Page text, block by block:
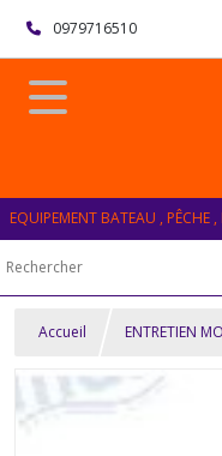
0979716510
EQUIPEMENT BATEAU , PÊCHE
Accueil ENTRETIEN